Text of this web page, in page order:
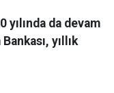
yılında da devam
yıllık